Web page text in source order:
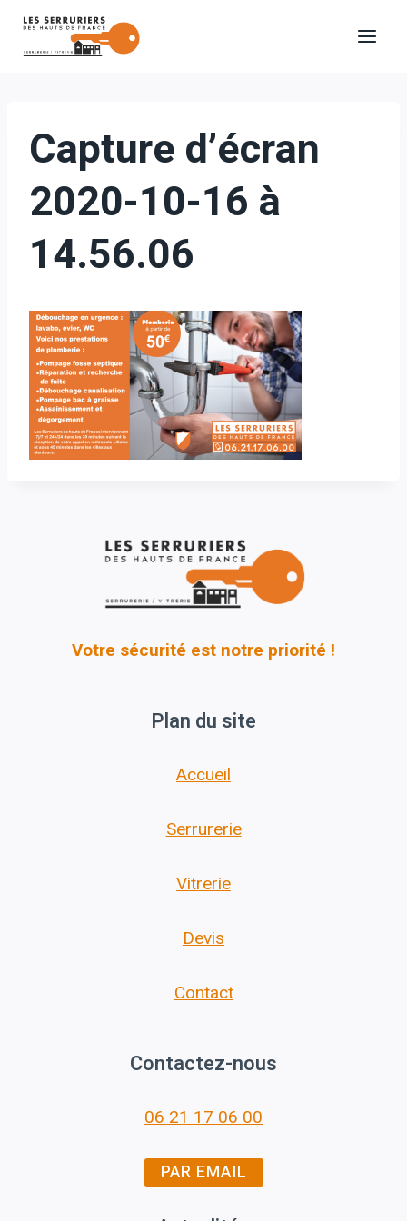
Aller
Capture d’écran
2020-10-16 à
14.56.06
Votre sécurité est notre priorité !
Plan du site
Accueil
Serrurerie
Vitrerie
Devis
Contact
Contactez-nous
06 21 17 06 00
PAR EMAIL